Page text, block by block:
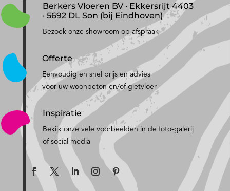
Berkers Vloeren BV · Ekkersrijt 4403
· 5692 DL Son (bij Eindhoven)
Bezoek onze showroom op afspraak
Offerte
Eenvoudig en snel prijs en advies
voor uw woonbeton en/of gietvloer
Inspiratie
Bekijk onze vele voorbeelden in de foto-galerij
of social media